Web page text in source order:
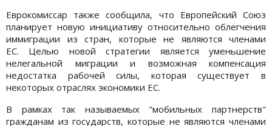
Еврокомиссар также сообщила, что Европейский Cоюз
планирует новую инициативу относительно облегчения
иммиграции из стран, которые не являются членами
ЕС. Целью новой стратегии является уменьшение
нелегальной миграции и возможная компенсация
недостатка рабочей силы, которая существует в
некоторых отраслях экономики ЕС.
В рамках так называемых "мобильных партнерств"
гражданам из государств, которые не являются членами